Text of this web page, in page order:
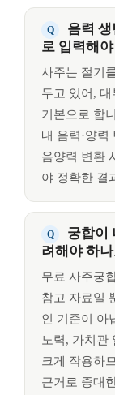
음력
로 입력해
사주는 절기
두고 있어,
기본으로 합
내 음력·양력
음양력 변환
야 정확한 결
궁합이
려해야 하
무료 사주궁
참고 자료일
인 기준이 아
노력, 가치관
크게 작용하
근거로 중대